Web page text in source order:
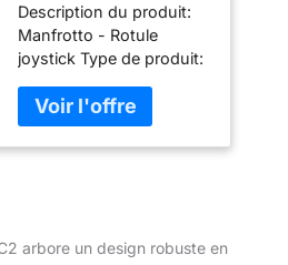
rapide Poignée
avec levier de
blocage Charge
maximale : 8kg
Description du produit:
Manfrotto - Rotule
joystick Type de produit:
photo numérique
Poids:0,7 kg Charge
admissible:8 kg
arbore un design robuste en